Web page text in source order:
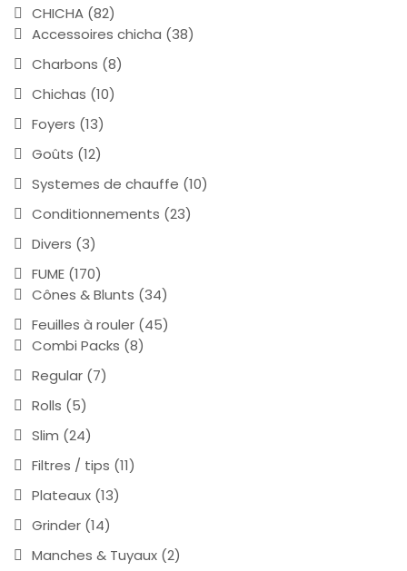
CHICHA (82)
Accessoires chicha (38)
Charbons (8)
Chichas (10)
Foyers (13)
Goûts (12)
Systemes de chauffe (10)
Conditionnements (23)
Divers (3)
FUME (170)
Cônes & Blunts (34)
Feuilles à rouler (45)
Combi Packs (8)
Regular (7)
Rolls (5)
Slim (24)
Filtres / tips (11)
Plateaux (13)
Grinder (14)
Manches & Tuyaux (2)